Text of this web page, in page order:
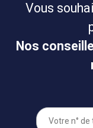
Vous
Nos